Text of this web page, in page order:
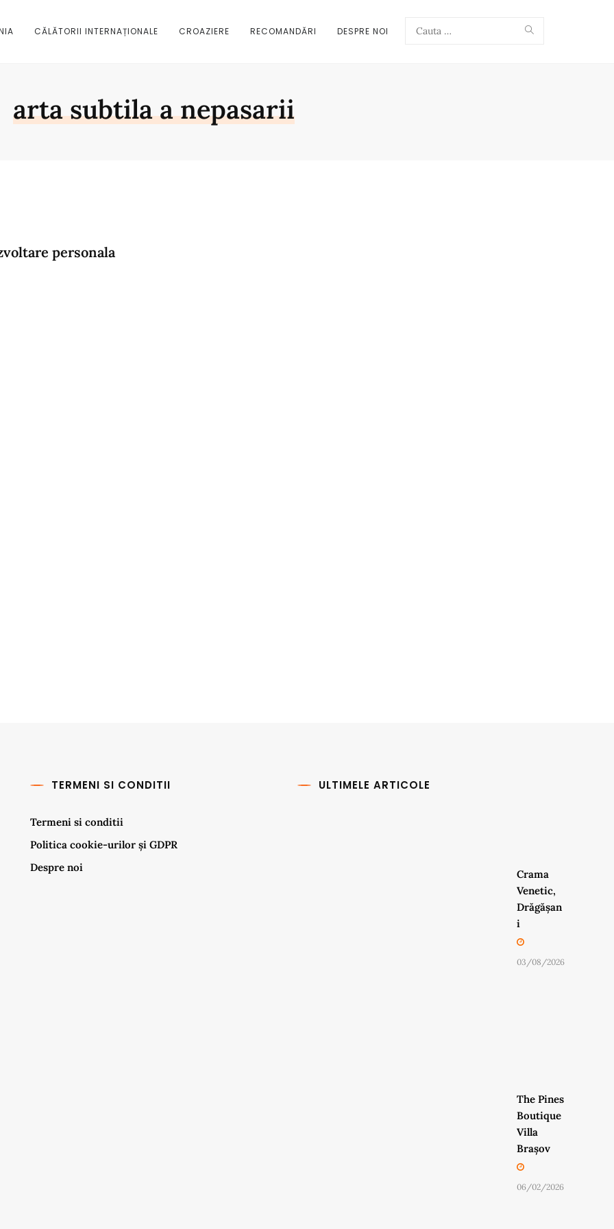
CĂLĂTORII INTERNAȚIONALE CROAZIERE RECOMANDĂRI DESPRE NOI Search
arta subtila a nepasarii
personala
TERMENI SI CONDITII
Termeni si conditii
Politica cookie-urilor și GDPR
Despre noi
ULTIMELE ARTICOLE
Crama
Venetic,
Drăgășan
i
03/08/2026
The Pines
Boutique
Villa
Brașov
06/02/2026